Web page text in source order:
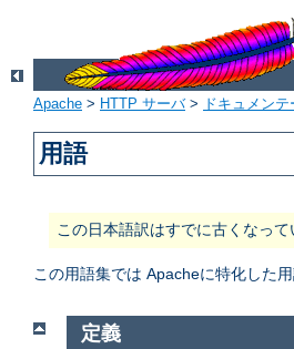
Apache > HTTP サーバ> ドキュメン
用語
この日本語訳はすでに古くなっ
この用語集では Apacheに特化した
定義